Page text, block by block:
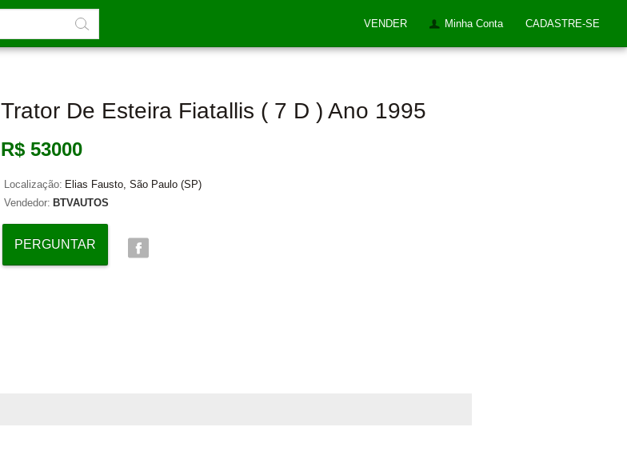
VENDER Minha Conta CADASTRE-SE
Trator De Esteira Fiatallis ( 7 D ) Ano 1995
R$ 53000
Localização: Elias Fausto, São Paulo (SP)
Vendedor: BTVAUTOS
PERGUNTAR